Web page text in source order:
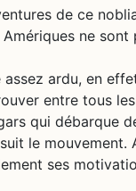
de ce
ne
ardu, en
entre tous
qui débarque
le
ses